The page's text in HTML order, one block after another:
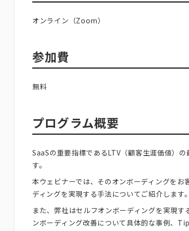
オンライン（Zoom）
参加費
無料
プログラム概要
SaaSの重要指標であるLTV（顧客生涯価値）
す。
本ウェビナーでは、そのオンボーディングを
ディングを実現する手法についてご紹介します。
また、弊社はセルフオンボーディングを実現
ンボーディング改善について具体的な事例、